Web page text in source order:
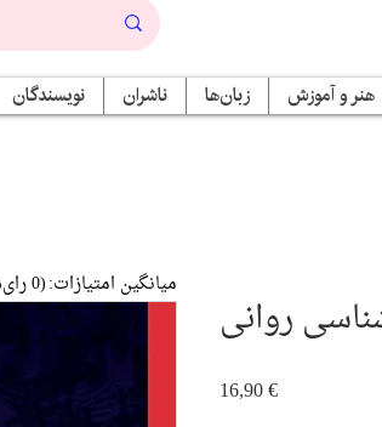
هنر و آموزش زبان‌ها ناشران نویسندگان
روانی
16,90 €Price
میانگین امتیازات:(0 رای‌دهنده)